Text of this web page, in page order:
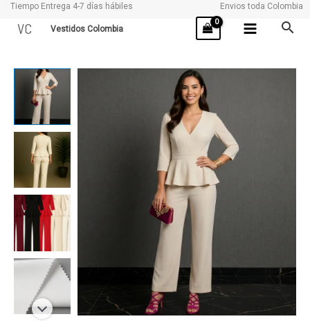
Tiempo Entrega 4-7 días hábiles Envios toda Colombia
VC Vestidos Colombia
SAKURA
cantidad